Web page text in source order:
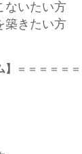
ないたい方
築きたい方
＝＝＝＝＝